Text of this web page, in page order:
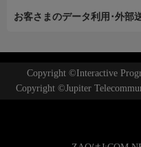
お客さまのデータ利用･外部
Copyright ©Interactive
Copyright ©Jupiter